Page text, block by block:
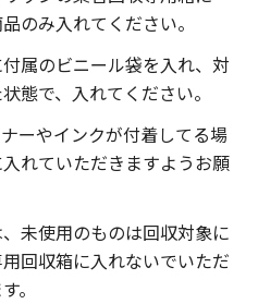
のみ入れてください。
属のビニール袋を入れ、対
態で、入れてください。
ーやインクが付着してる場
れていただきますようお願
未使用のものは回収対象に
回収箱に入れないでいただ
。